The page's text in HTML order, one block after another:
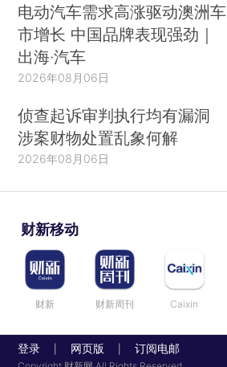
电动汽车需求高涨驱动澳洲车
市增长 中国品牌表现强劲｜
出海·汽车
2026年08月06日
侦查起诉审判执行均有漏洞
涉案财物处置乱象何解
2026年08月06日
财新移动
财新 财新周刊 Caixin
登录 网页版 订阅电邮